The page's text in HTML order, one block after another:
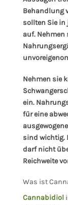
Behandlung
sollten Sie in
auf. Nehmen
Nehmen sie
ein.
für eine
sind wichtig.
darf nicht
Reichweite
Was ist
Cannabidiol